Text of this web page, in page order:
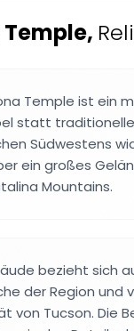
,
Temple ist ein
statt
Südwestens
ein großes
Mountains.
bezieht sich
der Region und
von Tucson. Die